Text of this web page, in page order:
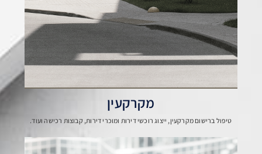
מקרקעין
טיפול ברישום מקרקעין, ייצוג רוכשי דירות ומוכרי דירות, קבוצות רכישה ועוד.